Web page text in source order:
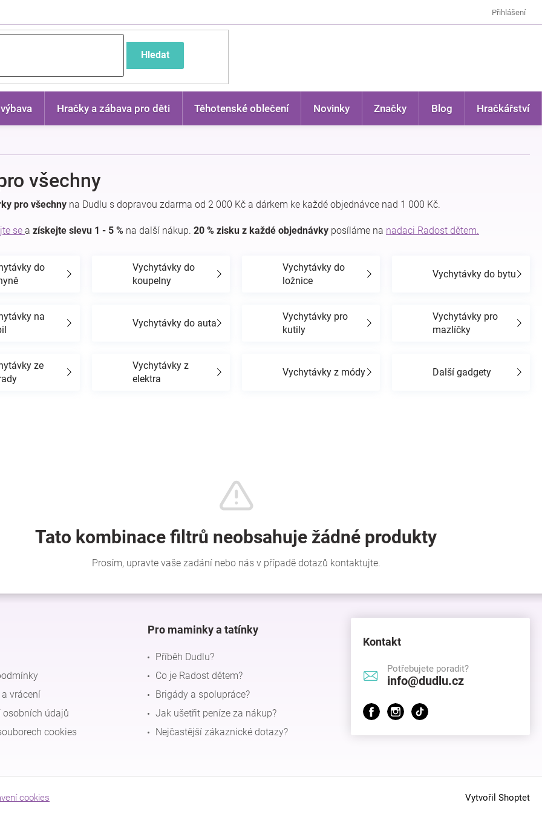
Přihlášení
Hledat
Hračky a zábava pro děti Těhotenské oblečení Novinky Značky Blog Hračkářství
všechny
pro všechny na Dudlu s dopravou zdarma od 2 000 Kč a dárkem ke každé objednávce nad 1 000 Kč.
se a získejte slevu 1 - 5 % na další nákup. 20 % zisku z každé objednávky posíláme na nadaci Radost dětem.
do
Vychytávky do
koupelny
Vychytávky do
ložnice
Vychytávky do bytu
na
Vychytávky do auta
Vychytávky pro
kutily
Vychytávky pro
mazlíčky
ze
Vychytávky z
elektra
Vychytávky z módy Další gadgety
vrácení
osobních údajů
cookies
Pro maminky a tatínky
Příběh Dudlu?
Co je Radost dětem?
Brigády a spolupráce?
Jak ušetřit peníze za nákup?
Nejčastější zákaznické dotazy?
Kontakt
Potřebujete poradit?
info@dudlu.cz
Vytvořil Shoptet
cookies